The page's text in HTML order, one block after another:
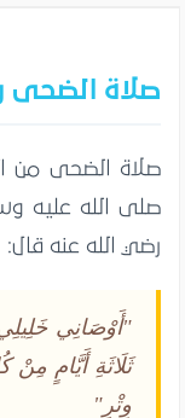
صلاة الضحى
صلاة الضحى من
صلى الله عليه
رضي الله عنه قال:
"أَوْصَانِي
ثَلَاثَةِ أَيَّامٍ
وِتْرٍ"